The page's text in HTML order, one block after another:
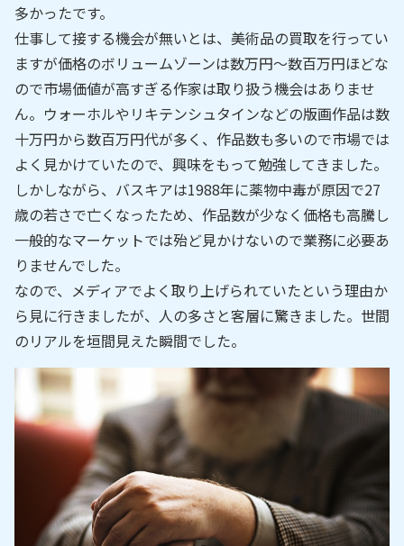
多かったです。
仕事して接する機会が無いとは、美術品の買取を行ってい
ますが価格のボリュームゾーンは数万円～数百万円ほどな
ので市場価値が高すぎる作家は取り扱う機会はありませ
ん。ウォーホルやリキテンシュタインなどの版画作品は数
十万円から数百万円代が多く、作品数も多いので市場では
よく見かけていたので、興味をもって勉強してきました。
しかしながら、バスキアは1988年に薬物中毒が原因で27
歳の若さで亡くなったため、作品数が少なく価格も高騰し
一般的なマーケットでは殆ど見かけないので業務に必要あ
りませんでした。
なので、メディアでよく取り上げられていたという理由か
ら見に行きましたが、人の多さと客層に驚きました。世間
のリアルを垣間見えた瞬間でした。